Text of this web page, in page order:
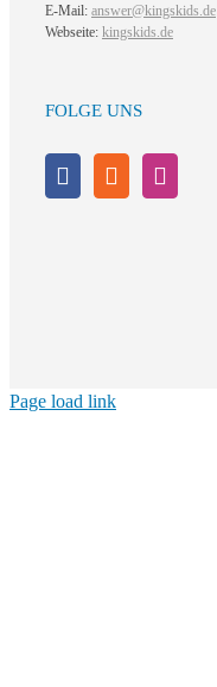
E-Mail: answer@kingskids.de
Webseite: kingskids.de
FOLGE UNS
Page load link